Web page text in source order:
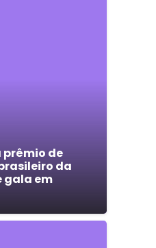
prêmio de
da
gala em